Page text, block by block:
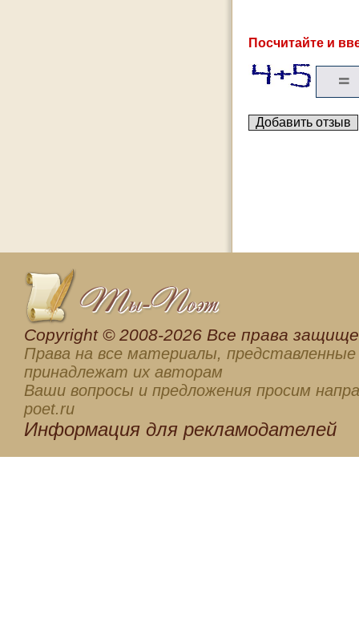
Посчитайте и
Сopyright © 2008-2026 Все права
Права на все материалы, представленные
принадлежат их авторам
Ваши вопросы и предложения просим
poet.ru
Информация для рекламодателей